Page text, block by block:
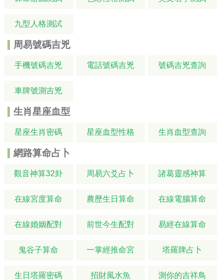
九型人格測試
周易號碼吉兇
手機號碼吉兇 電話號碼吉兇 號碼吉兇查詢
車牌號測吉兇
生肖星座血型
星座生肖密碼 星座血型性格 生肖血型查詢
網路算命占卜
觀音神算32卦 周易六爻占卜 諸葛靈感神算
在線宮度算命 農歷生日算命 在線電腦算命
在線婚姻配對 前世今生配對 易經在線算命
鬼谷子算命 一掌經推命宮 塔羅牌占卜
生日塔羅密碼 招財風水魚 測你的吉祥鳥